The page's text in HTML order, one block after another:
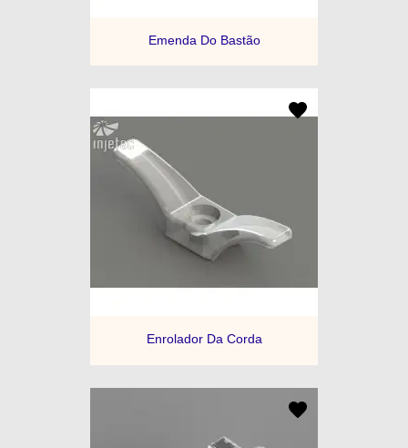
Emenda Do Bastão
Enrolador Da Corda